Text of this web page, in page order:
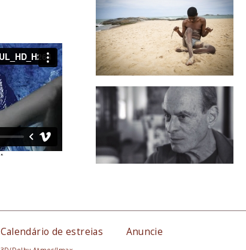
Calendário de estreias
Anuncie